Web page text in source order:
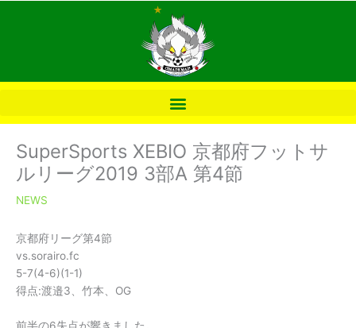
SuperSports XEBIO 京都府フットサ
ルリーグ2019 3部A 第4節
NEWS
京都府リーグ第4節
vs.sorairo.fc
5-7(4-6)(1-1)
得点:渡邉3、竹本、OG